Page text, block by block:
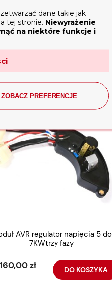
wału diesel 186F i 188F
(9,5KM i 11,5KM)
55,00 zł
AVR regulator napięcia 5 do
7KWtrzy fazy
160,00 zł DO KOSZYKA
dane takie jak
tej stronie. Niewyrażenie
na niektóre funkcje i
ZOBACZ PREFERENCJE